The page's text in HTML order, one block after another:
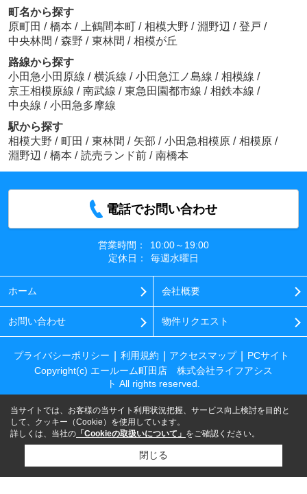
町名から探す
原町田 / 橋本 / 上鶴間本町 / 相模大野 / 淵野辺 / 登戸 /
中央林間 / 森野 / 東林間 / 相模が丘
路線から探す
小田急小田原線 / 横浜線 / 小田急江ノ島線 / 相模線 /
京王相模原線 / 南武線 / 東急田園都市線 / 相鉄本線 /
中央線 / 小田急多摩線
駅から探す
相模大野 / 町田 / 東林間 / 矢部 / 小田急相模原 / 相模原 /
淵野辺 / 橋本 / 読売ランド前 / 南橋本
電話でお問い合わせ
営業時間：
10:00～19:00
定休日：
毎週水曜日
ホーム 会社概要
お問い合わせ 物件リクエスト
プライバシーポリシー 利用規約 アクセスマップ
PCサイト
Copyright(c) エールーム町田店 株式会社ライフアシス
ト All rights reserved.
当サイトでは、お客様の当サイト利用状況把握、サービス向上検討を目的と
して、クッキー（Cookie）を使用しています。
詳しくは、当社の 「Cookieの取扱いについて」 をご確認ください。
閉じる